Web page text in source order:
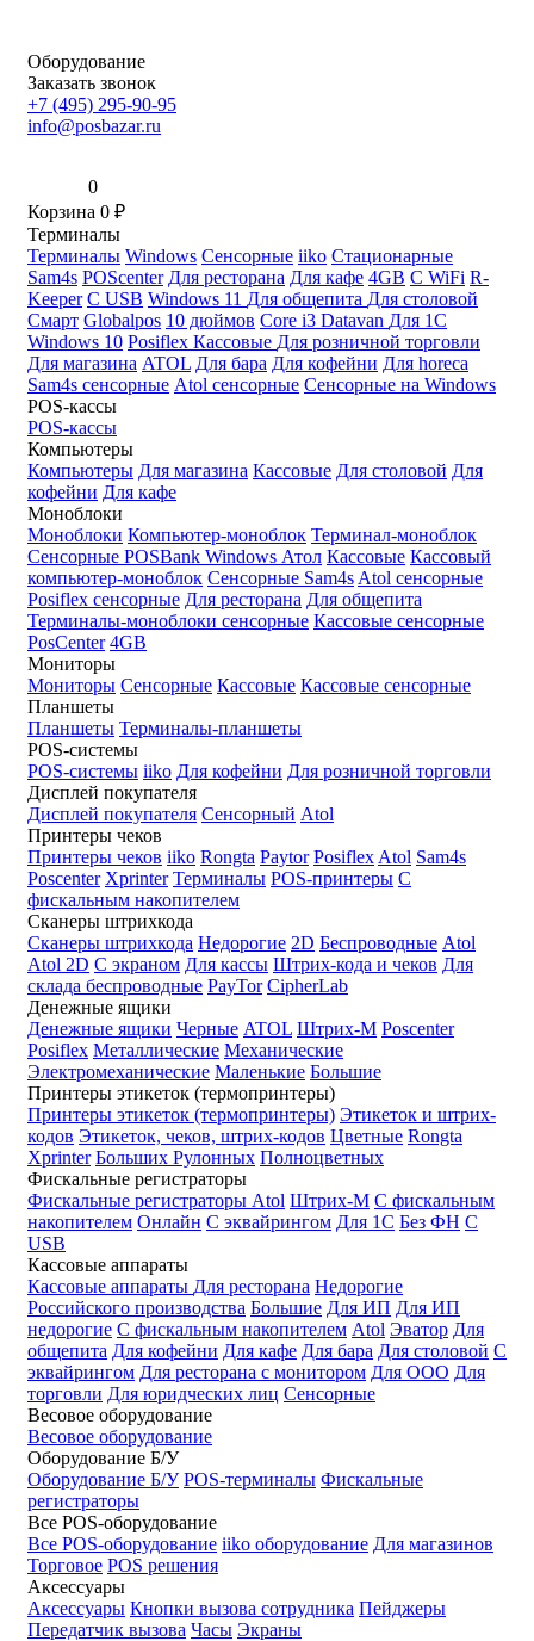
Оборудование
Заказать звонок
+7 (495) 295-90-95
info@posbazar.ru
0
Корзина 0 ₽
Терминалы
Терминалы Windows Сенсорные iiko Стационарные
Sam4s POScenter Для ресторана Для кафе 4GB С WiFi R-
Keeper С USB Windows 11 Для общепита Для столовой
Смарт Globalpos 10 дюймов Core i3 Datavan Для 1С
Windows 10 Posiflex Кассовые Для розничной торговли
Для магазина ATOL Для бара Для кофейни Для horeca
Sam4s сенсорные Atol сенсорные Сенсорные на Windows
POS-кассы
POS-кассы
Компьютеры
Компьютеры Для магазина Кассовые Для столовой Для
кофейни Для кафе
Моноблоки
Моноблоки Компьютер-моноблок Терминал-моноблок
Сенсорные POSBank Windows Атол Кассовые Кассовый
компьютер-моноблок Сенсорные Sam4s Atol сенсорные
Posiflex сенсорные Для ресторана Для общепита
Терминалы-моноблоки сенсорные Кассовые сенсорные
PosCenter 4GB
Мониторы
Мониторы Сенсорные Кассовые Кассовые сенсорные
Планшеты
Планшеты Терминалы-планшеты
POS-системы
POS-системы iiko Для кофейни Для розничной торговли
Дисплей покупателя
Дисплей покупателя Сенсорный Atol
Принтеры чеков
Принтеры чеков iiko Rongta Paytor Posiflex Atol Sam4s
Poscenter Xprinter Терминалы POS-принтеры С
фискальным накопителем
Сканеры штрихкода
Сканеры штрихкода Недорогие 2D Беспроводные Atol
Atol 2D С экраном Для кассы Штрих-кода и чеков Для
склада беспроводные PayTor CipherLab
Денежные ящики
Денежные ящики Черные ATOL Штрих-М Poscenter
Posiflex Металлические Механические
Электромеханические Маленькие Большие
Принтеры этикеток (термопринтеры)
Принтеры этикеток (термопринтеры) Этикеток и штрих-
кодов Этикеток, чеков, штрих-кодов Цветные Rongta
Xprinter Больших Рулонных Полноцветных
Фискальные регистраторы
Фискальные регистраторы Atol Штрих-М С фискальным
накопителем Онлайн С эквайрингом Для 1С Без ФН С
USB
Кассовые аппараты
Кассовые аппараты Для ресторана Недорогие
Российского производства Большие Для ИП Для ИП
недорогие С фискальным накопителем Atol Эватор Для
общепита Для кофейни Для кафе Для бара Для столовой С
эквайрингом Для ресторана с монитором Для ООО Для
торговли Для юридческих лиц Сенсорные
Весовое оборудование
Весовое оборудование
Оборудование Б/У
Оборудование Б/У POS-терминалы Фискальные
регистраторы
Все POS-оборудование
Все POS-оборудование iiko оборудование Для магазинов
Торговое POS решения
Аксессуары
Аксессуары Кнопки вызова сотрудника Пейджеры
Передатчик вызова Часы Экраны